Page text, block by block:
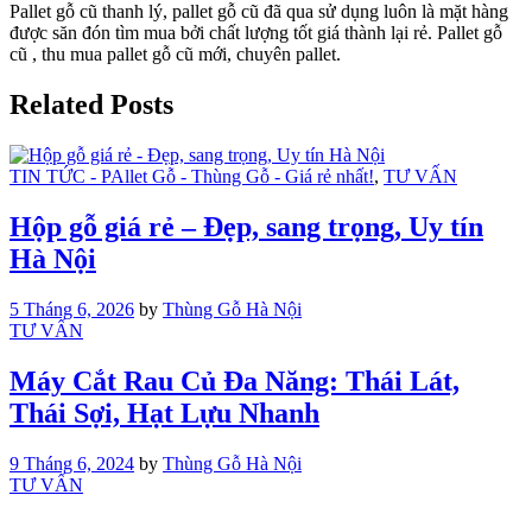
Pallet gỗ cũ thanh lý, pallet gỗ cũ đã qua sử dụng luôn là mặt hàng
được săn đón tìm mua bởi chất lượng tốt giá thành lại rẻ. Pallet gỗ
cũ , thu mua pallet gỗ cũ mới, chuyên pallet.
Related Posts
TIN TỨC - PAllet Gỗ - Thùng Gỗ - Giá rẻ nhất!, TƯ VẤN
Hộp gỗ giá rẻ – Đẹp, sang trọng, Uy tín
Hà Nội
5 Tháng 6, 2026 by Thùng Gỗ Hà Nội
TƯ VẤN
Máy Cắt Rau Củ Đa Năng: Thái Lát,
Thái Sợi, Hạt Lựu Nhanh
9 Tháng 6, 2024 by Thùng Gỗ Hà Nội
TƯ VẤN